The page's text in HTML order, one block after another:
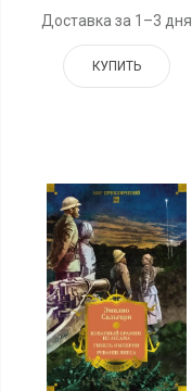
Доставка за 1–3 дня
КУПИТЬ